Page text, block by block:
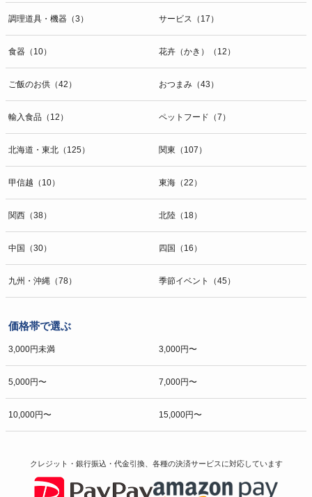
調理道具・機器（3） サービス（17）
食器（10） 花卉（かき）（12）
ご飯のお供（42） おつまみ（43）
輸入食品（12） ペットフード（7）
北海道・東北（125） 関東（107）
甲信越（10） 東海（22）
関西（38） 北陸（18）
中国（30） 四国（16）
九州・沖縄（78） 季節イベント（45）
価格帯で選ぶ
3,000円未満 3,000円〜
5,000円〜 7,000円〜
10,000円〜 15,000円〜
クレジット・銀行振込・代金引換、各種の決済サービスに対応しています